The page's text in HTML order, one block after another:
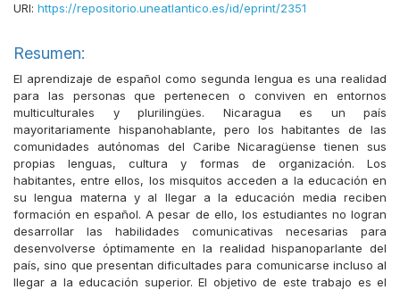
URI: https://repositorio.uneatlantico.es/id/eprint/2351
Resumen:
El aprendizaje de español como segunda lengua es una realidad
para las personas que pertenecen o conviven en entornos
multiculturales y plurilingües. Nicaragua es un país
mayoritariamente hispanohablante, pero los habitantes de las
comunidades autónomas del Caribe Nicaragüense tienen sus
propias lenguas, cultura y formas de organización. Los
habitantes, entre ellos, los misquitos acceden a la educación en
su lengua materna y al llegar a la educación media reciben
formación en español. A pesar de ello, los estudiantes no logran
desarrollar las habilidades comunicativas necesarias para
desenvolverse óptimamente en la realidad hispanoparlante del
país, sino que presentan dificultades para comunicarse incluso al
llegar a la educación superior. El objetivo de este trabajo es el